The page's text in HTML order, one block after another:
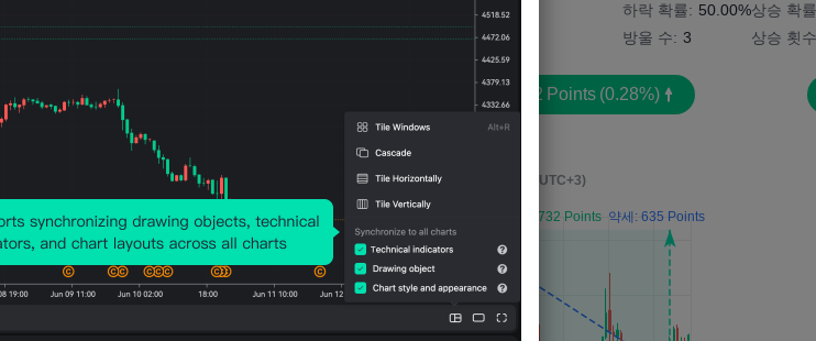
48
방울 수: 66
평균 변동성: -27
상승 횟수: 3
하락 확률: 50.00%
방울 수: 3
352 Points (0.28%)
상승 확
상승 횟
영향 이벤트 후 4시간 (M5, UTC+3)